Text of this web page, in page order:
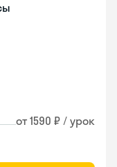
от 1590 ₽ / урок